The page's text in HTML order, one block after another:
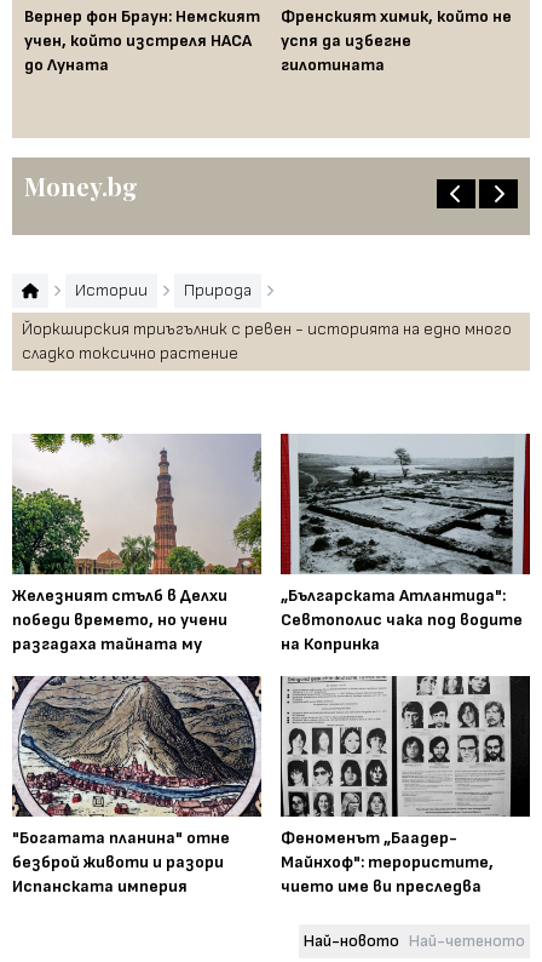
Вернер фон Браун: Немският
учен, който изстреля НАСА
до Луната
Френският химик, който не
успя да избегне
гилотината
Money.bg
Истории
Природа
Йоркширския триъгълник с ревен - историята на едно много
сладко токсично растение
Железният стълб в Делхи
победи времето, но учени
разгадаха тайната му
„Българската Атлантида":
Севтополис чака под водите
на Копринка
"Богатата планина" отне
безброй животи и разори
Испанската империя
Феноменът „Баадер-
Майнхоф": терористите,
чието име ви преследва
Най-новото Най-четеното